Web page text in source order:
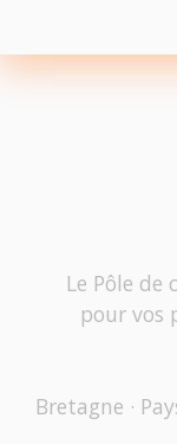
Le Pôle
pour vos
Bretagne ·